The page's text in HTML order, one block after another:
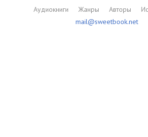
Аудиокниги Жанры Авторы
mail@sweetbook.net